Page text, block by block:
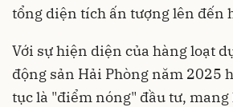
tổng diện tích ấn tượng lên đến
Với sự hiện diện của hàng loạt
động sản Hải Phòng năm 2025
tục là "điểm nóng" đầu tư,